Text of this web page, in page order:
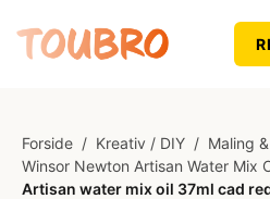
Forside / Kreativ / DIY / Maling
Winsor Newton Artisan Water Mix
Artisan water mix oil 37ml cad